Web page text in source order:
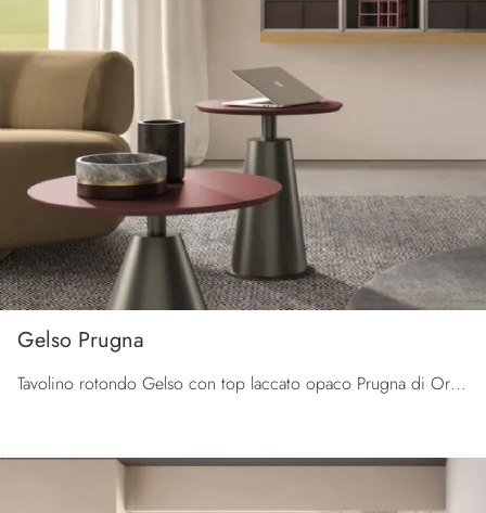
Gelso Prugna
Tavolino rotondo Gelso con top laccato opaco Prugna di Orme: clicca e scopri di più sui Complementi e tavolini design in laccato del noto e ...